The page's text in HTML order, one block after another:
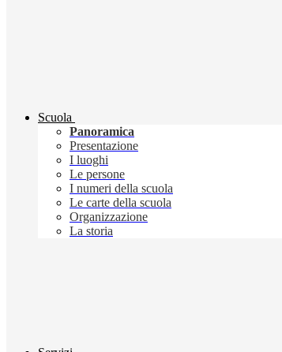
Scuola
Panoramica
Presentazione
I luoghi
Le persone
I numeri della scuola
Le carte della scuola
Organizzazione
La storia